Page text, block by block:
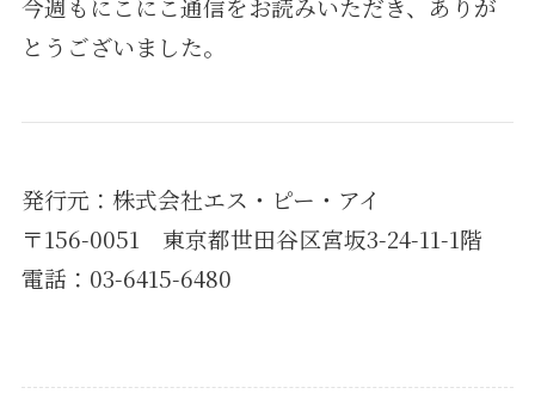
今週もにこにこ通信をお読みいただき、ありが
とうございました。
発行元：株式会社エス・ピー・アイ
〒156-0051 東京都世田谷区宮坂3-24-11-1階
電話：03-6415-6480